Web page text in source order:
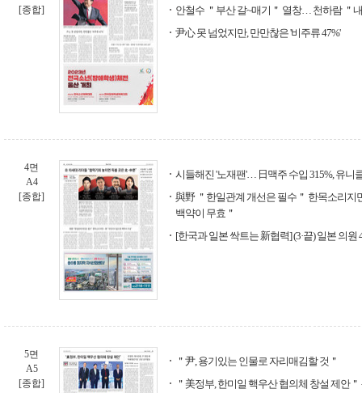
[종합]
안철수 ＂부산 갈~매기＂ 열창… 천하람 ＂
尹心 못 넘었지만, 만만찮은 '비주류 47%'
4면
A4
[종합]
시들해진 '노재팬'… 日맥주 수입 315%, 유니
與野 ＂한일관계 개선은 필수＂ 한목소리
백약이 무효＂
[한국과 일본 싹트는 新협력] (3·끝) 일본 의원
5면
A5
[종합]
＂尹, 용기있는 인물로 자리매김할 것＂
＂美정부, 한미일 핵우산 협의체 창설 제안